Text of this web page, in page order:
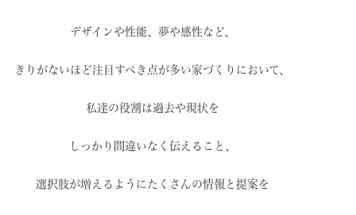
デザインや性能、夢や感性など、
きりがないほど注目すべき点が多い家づくりにおいて、
私達の役割は過去や現状を
しっかり間違いなく伝えること、
選択肢が増えるように たくさんの情報と提案を